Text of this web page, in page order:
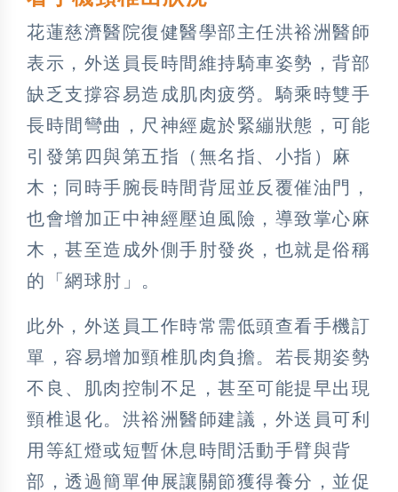
花蓮慈濟醫院復健醫學部主任洪裕洲醫師
表示，外送員長時間維持騎車姿勢，背部
缺乏支撐容易造成肌肉疲勞。騎乘時雙手
長時間彎曲，尺神經處於緊繃狀態，可能
引發第四與第五指（無名指、小指）麻
木；同時手腕長時間背屈並反覆催油門，
也會增加正中神經壓迫風險，導致掌心麻
木，甚至造成外側手肘發炎，也就是俗稱
的「網球肘」。
此外，外送員工作時常需低頭查看手機訂
單，容易增加頸椎肌肉負擔。若長期姿勢
不良、肌肉控制不足，甚至可能提早出現
頸椎退化。洪裕洲醫師建議，外送員可利
用等紅燈或短暫休息時間活動手臂與背
部，透過簡單伸展讓關節獲得養分，並促